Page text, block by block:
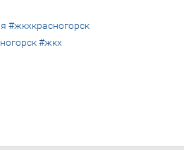
#жкхкрасногорск
#жкх